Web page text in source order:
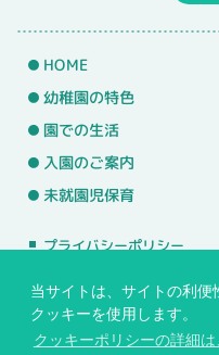
HOME
幼稚園の特色
園での生活
入園のご案内
未就園児保育
プライバシーポリシー
当サイトは、サイトの利便
クッキーを使用します。
クッキーポリシーの詳細